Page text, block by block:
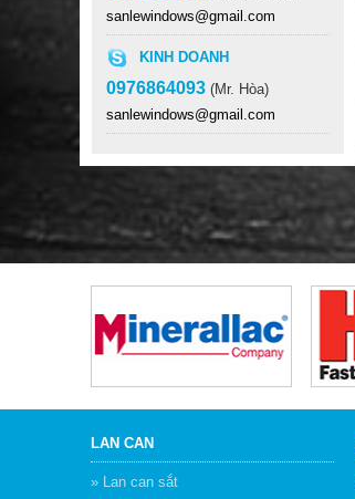
LAN CAN CẦU THANG SẮT
TAY VỊN GỖ
Giá: Liên hệ
sanlewindows@gmail.com
KINH DOANH
0976864093 (Mr. Hòa)
sanlewindows@gmail.com
LAN CAN
» Lan can sắt